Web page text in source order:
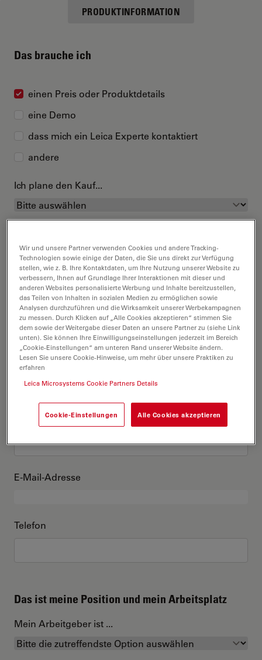
PRODUKTINFORMATION
Das brauche ich
einen Preis oder Produktdetails
eine Demo
dass mich ein Leica Experte kontaktiert
andere
Ich plane den Kauf...
Das bin ich
Akademischer Grad
Vorname
Nachname
E-Mail-Adresse
Telefon
Das ist meine Position und mein Arbeitsplatz
Mein Arbeitgeber ist ...
Wir und unsere Partner verwenden Cookies und andere Tracking-
Technologien sowie einige der Daten, die Sie uns direkt zur Verfügung
stellen, wie z. B. Ihre Kontaktdaten, um Ihre Nutzung unserer Website zu
verbessern, Ihnen auf Grundlage Ihrer Interaktionen mit dieser und
anderen Websites personalisierte Werbung und Inhalte bereitzustellen,
das Teilen von Inhalten in sozialen Medien zu ermöglichen sowie
Analysen durchzuführen und die Wirksamkeit unserer Werbekampagnen
zu messen. Durch Klicken auf „Alle Cookies akzeptieren“ stimmen Sie
dem sowie der Weitergabe dieser Daten an unsere Partner zu (siehe Link
unten). Sie können Ihre Einwilligungseinstellungen jederzeit im Bereich
„Cookie-Einstellungen“ am unteren Rand unserer Website ändern.
Lesen Sie unsere Cookie-Hinweise, um mehr über unsere Praktiken zu
erfahren
Leica Microsystems Cookie Partners Details
Cookie-Einstellungen Alle Cookies akzeptieren